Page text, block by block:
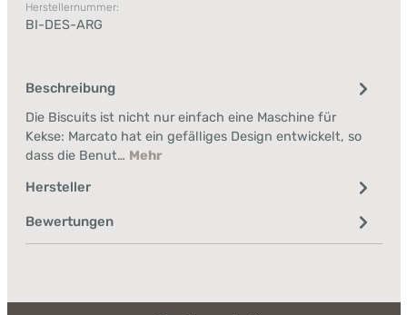
Herstellernummer:
BI-DES-ARG
Beschreibung
Die Biscuits ist nicht nur einfach eine Maschine für
Kekse: Marcato hat ein gefälliges Design entwickelt, so
dass die Benut… Mehr
Hersteller
Bewertungen